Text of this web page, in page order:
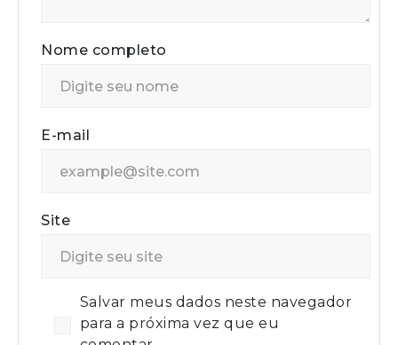
Nome completo
E-mail
Site
Salvar meus dados neste navegador
para a próxima vez que eu